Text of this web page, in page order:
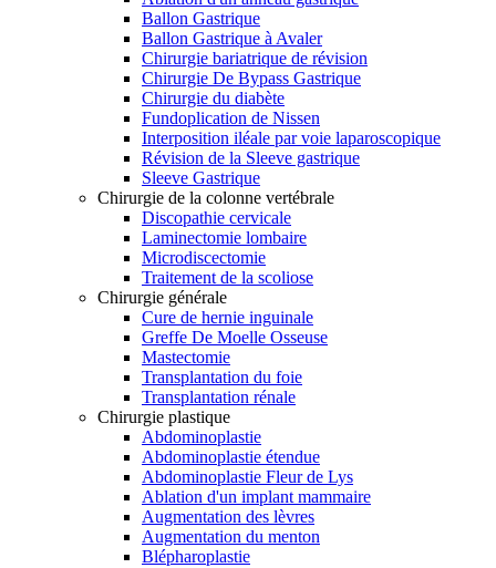
Ballon Gastrique
Ballon Gastrique à Avaler
Chirurgie bariatrique de révision
Chirurgie De Bypass Gastrique
Chirurgie du diabète
Fundoplication de Nissen
Interposition iléale par voie laparoscopique
Révision de la Sleeve gastrique
Sleeve Gastrique
Chirurgie de la colonne vertébrale
Discopathie cervicale
Laminectomie lombaire
Microdiscectomie
Traitement de la scoliose
Chirurgie générale
Cure de hernie inguinale
Greffe De Moelle Osseuse
Mastectomie
Transplantation du foie
Transplantation rénale
Chirurgie plastique
Abdominoplastie
Abdominoplastie étendue
Abdominoplastie Fleur de Lys
Ablation d'un implant mammaire
Augmentation des lèvres
Augmentation du menton
Blépharoplastie